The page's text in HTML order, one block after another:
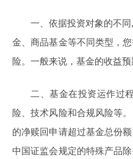
一、依据投资对象的不
金、商品基金等不同类型，
险。一般来说，基金的收益
二、基金在投资运作过
险、技术风险和合规风险等
的净赎回申请超过基金总份
中国证监会规定的特殊产品